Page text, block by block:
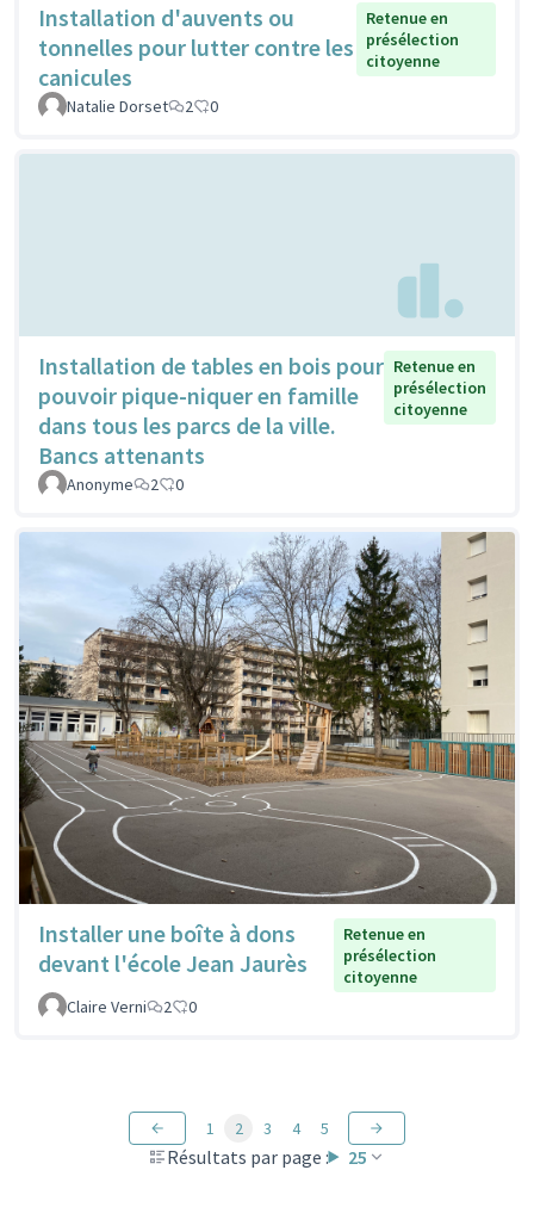
Installation d'auvents ou
tonnelles pour lutter contre les
canicules
Retenue en
présélection
citoyenne
Natalie Dorset 2 0
Installation de tables en bois pour
pouvoir pique-niquer en famille
dans tous les parcs de la ville.
Bancs attenants
Retenue en
présélection
citoyenne
Anonyme 2 0
Installer une boîte à dons
devant l'école Jean Jaurès
Retenue en
présélection
citoyenne
Claire Verni
2 0
Résultats par page : 25
1 2 3 4 5